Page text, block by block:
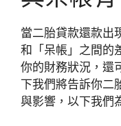
當二胎貸款還款出
和「呆帳」之間的
你的財務狀況，還
下我們將告訴你二
與影響，以下我們